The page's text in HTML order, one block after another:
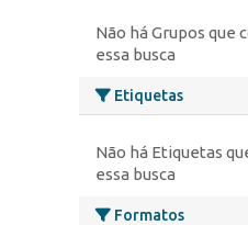
Não há Grupos que
essa busca
Etiquetas
Não há Etiquetas
essa busca
Formatos